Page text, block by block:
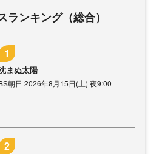
ランキング（総合）
まぬ太陽
朝日 2026年8月15日(土) 夜9:00